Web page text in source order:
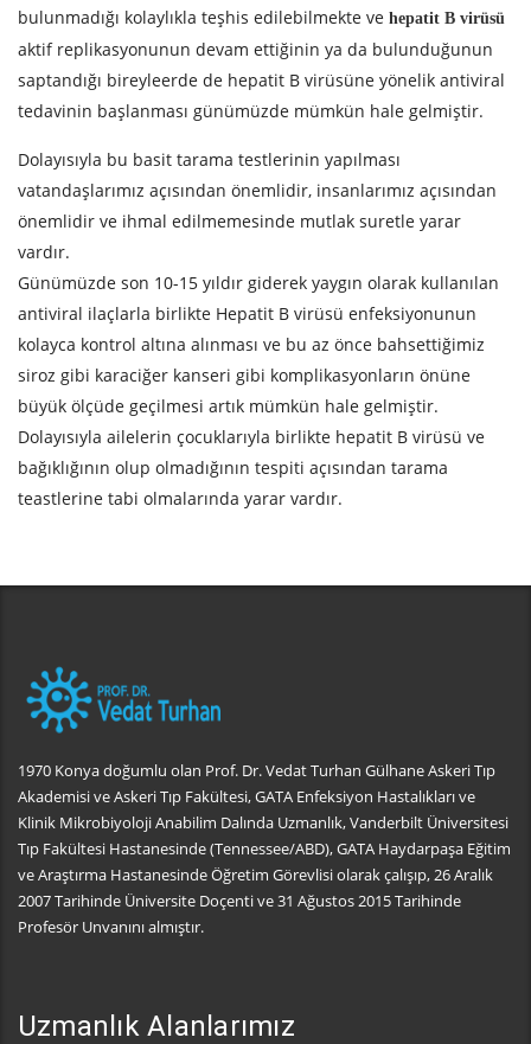
bulunmadığı kolaylıkla teşhis edilebilmekte ve hepatit B virüsü
aktif replikasyonunun devam ettiğinin ya da bulunduğunun
saptandığı bireyleerde de hepatit B virüsüne yönelik antiviral
tedavinin başlanması günümüzde mümkün hale gelmiştir.
Dolayısıyla bu basit tarama testlerinin yapılması
vatandaşlarımız açısından önemlidir, insanlarımız açısından
önemlidir ve ihmal edilmemesinde mutlak suretle yarar
vardır.
Günümüzde son 10-15 yıldır giderek yaygın olarak kullanılan
antiviral ilaçlarla birlikte Hepatit B virüsü enfeksiyonunun
kolayca kontrol altına alınması ve bu az önce bahsettiğimiz
siroz gibi karaciğer kanseri gibi komplikasyonların önüne
büyük ölçüde geçilmesi artık mümkün hale gelmiştir.
Dolayısıyla ailelerin çocuklarıyla birlikte hepatit B virüsü ve
bağıklığının olup olmadığının tespiti açısından tarama
teastlerine tabi olmalarında yarar vardır.
1970 Konya doğumlu olan Prof. Dr. Vedat Turhan Gülhane Askeri Tıp
Akademisi ve Askeri Tıp Fakültesi, GATA Enfeksiyon Hastalıkları ve
Klinik Mikrobiyoloji Anabilim Dalında Uzmanlık, Vanderbilt Üniversitesi
Tıp Fakültesi Hastanesinde (Tennessee/ABD), GATA Haydarpaşa Eğitim
ve Araştırma Hastanesinde Öğretim Görevlisi olarak çalışıp, 26 Aralık
2007 Tarihinde Üniversite Doçenti ve 31 Ağustos 2015 Tarihinde
Profesör Unvanını almıştır.
Uzmanlık Alanlarımız